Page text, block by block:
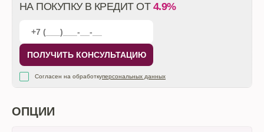
НА ПОКУПКУ В КРЕДИТ ОТ 4.9%
ПОЛУЧИТЬ КОНСУЛЬТАЦИЮ
Согласен на обработкуперсональных данных
ОПЦИИ